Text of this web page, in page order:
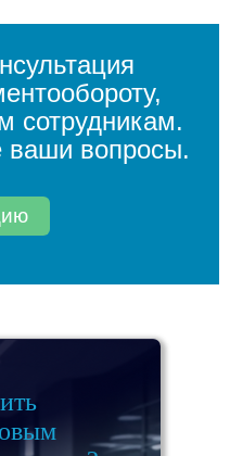
сотрудникам.
ваши вопросы.